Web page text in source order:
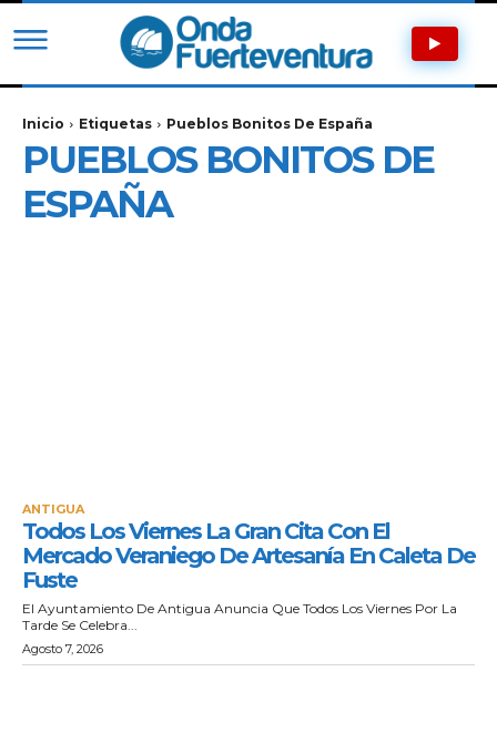
Inicio Etiquetas Pueblos Bonitos De España
PUEBLOS BONITOS DE
ESPAÑA
ANTIGUA
Todos Los Viernes La Gran Cita Con El
Mercado Veraniego De Artesanía En Caleta De
Fuste
El Ayuntamiento De Antigua Anuncia Que Todos Los Viernes Por La
Tarde Se Celebra...
Agosto 7, 2026